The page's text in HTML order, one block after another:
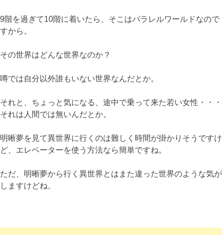
9階を過ぎて10階に着いたら、そこはパラレルワールドなので
すから。
その世界はどんな世界なのか？
噂では自分以外誰もいない世界なんだとか。
それと、ちょっと気になる、途中で乗って来た若い女性・・・
それは人間では無いんだとか。
明晰夢を見て異世界に行くのは難しく時間が掛かりそうですけ
ど、エレベーターを使う方法なら簡単ですね。
ただ、明晰夢から行く異世界とはまた違った世界のような気が
しますけどね。